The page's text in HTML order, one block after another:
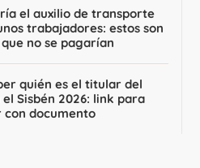
el auxilio de transporte
trabajadores: estos son
que no se pagarían
quién es el titular del
Sisbén 2026: link para
con documento